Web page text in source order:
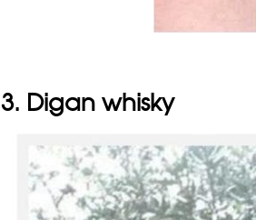
3. Digan whisky